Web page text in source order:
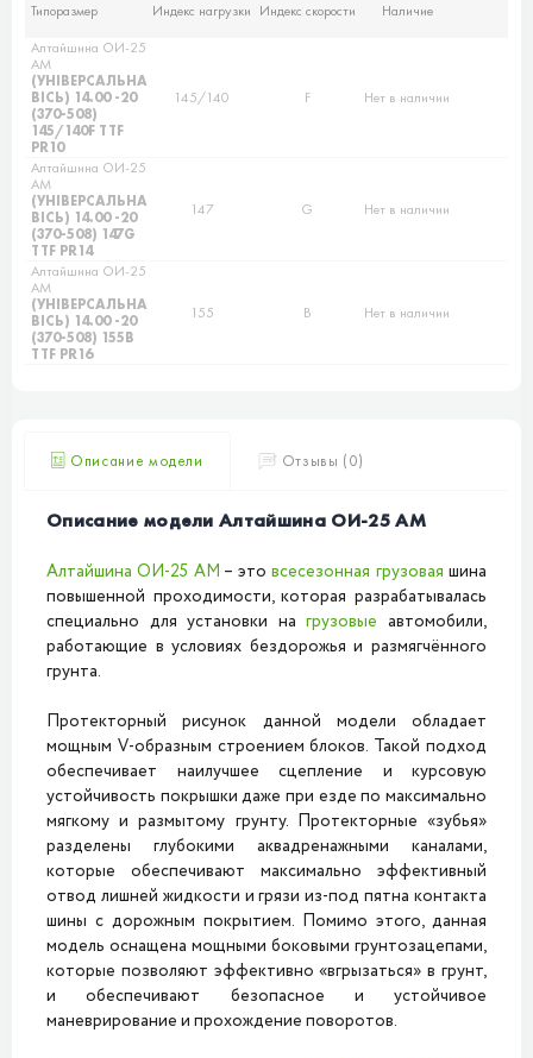
Типоразмер Индекс нагрузки Индекс скорости
Наличие
Алтайшина ОИ-25
АМ
(УНІВЕРСАЛЬНА
ВІСЬ) 14.00 -20
(370-508)
145/140F TTF
PR10
145/140 F Нет в наличии
Алтайшина ОИ-25
АМ
(УНІВЕРСАЛЬНА
ВІСЬ) 14.00 -20
(370-508) 147G
TTF PR14
147 G Нет в наличии
Алтайшина ОИ-25
АМ
(УНІВЕРСАЛЬНА
ВІСЬ) 14.00 -20
(370-508) 155B
TTF PR16
155 B Нет в наличии
Описание модели Отзывы (0)
Описание модели Алтайшина ОИ-25 АМ
Алтайшина ОИ-25 АМ – этовсесезонная грузовая шина
повышенной проходимости, которая разрабатывалась
специально для установки нагрузовые автомобили,
работающие в условиях бездорожья и размягчённого
грунта.
Протекторный рисунок данной модели обладает
мощным V-образным строением блоков. Такой подход
обеспечивает наилучшее сцепление и курсовую
устойчивость покрышки даже при езде по максимально
мягкому и размытому грунту. Протекторные «зубья»
разделены глубокими аквадренажными каналами,
которые обеспечивают максимально эффективный
отвод лишней жидкости и грязи из-под пятна контакта
шины с дорожным покрытием. Помимо этого, данная
модель оснащена мощными боковыми грунтозацепами,
которые позволяют эффективно «вгрызаться» в грунт,
и обеспечивают безопасное и устойчивое
маневрирование и прохождение поворотов.